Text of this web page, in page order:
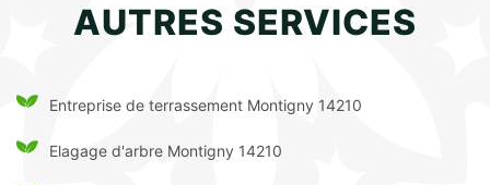
AUTRES SERVICES
Entreprise de terrassement Montigny 14210
Elagage d'arbre Montigny 14210